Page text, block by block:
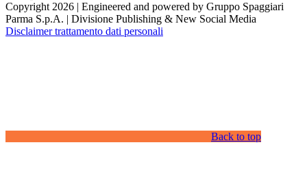
Copyright 2026 | Engineered and powered by Gruppo Spaggiari
Parma S.p.A. | Divisione Publishing & New Social Media
Disclaimer trattamento dati personali
Back to top